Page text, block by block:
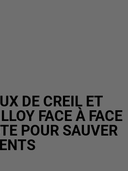
DE CREIL ET
FACE À FACE
POUR SAUVER